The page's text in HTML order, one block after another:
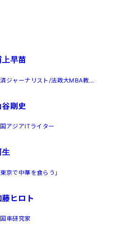
上早苗
ジャーナリスト/法政大MBA教
谷剛史
アジアITライター
生
東京で中華を食らう」
藤ヒロト
車研究家